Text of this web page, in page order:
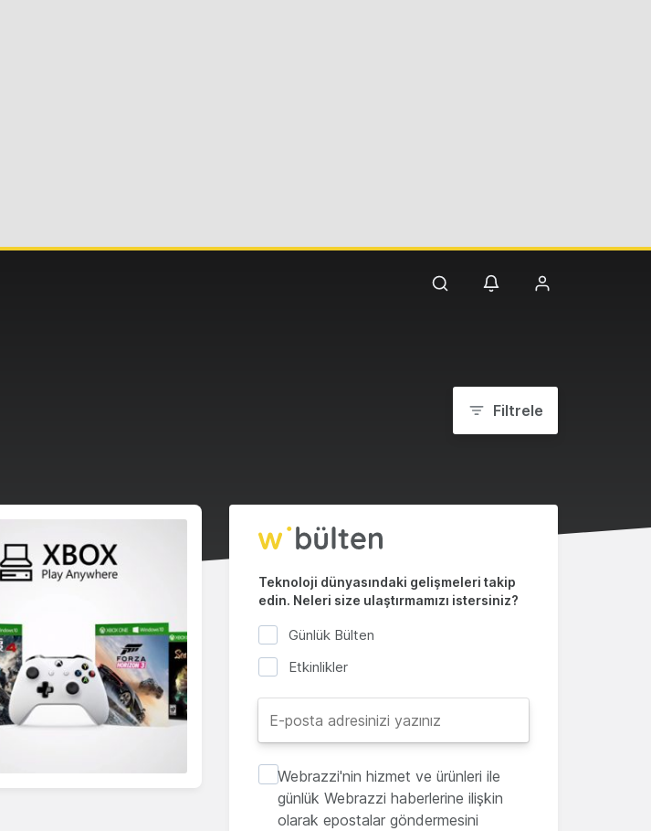
Filtrele
Teknoloji dünyasındaki gelişmeleri takip
edin. Neleri size ulaştırmamızı istersiniz?
Günlük Bülten
Etkinlikler
Webrazzi'nin hizmet ve ürünleri ile
günlük Webrazzi haberlerine ilişkin
olarak epostalar göndermesini